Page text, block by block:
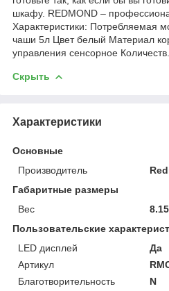
шкафу. REDMOND –
Характеристики: Потребляемая
чаши 5л Цвет белый Материал
управления сенсорное Количеств...
Скрыть
Характеристики
Основные
Производитель
Габаритные размеры
Вес
Пользовательские
LED дисплей
Да
Артикул
Благотворительность
N